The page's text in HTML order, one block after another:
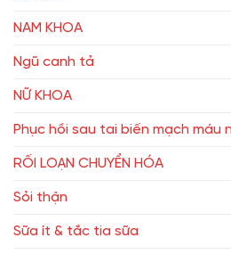
NAM KHOA
Ngũ canh tả
NỮ KHOA
Phục hồi sau tai biến mạch máu
RỐI LOẠN CHUYỂN HÓA
Sỏi thận
Sữa ít & tắc tia sữa